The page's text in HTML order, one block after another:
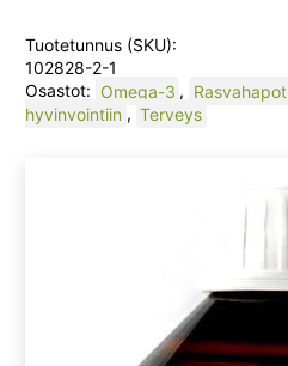
Tuotetunnus (SKU):
102828-2-1
Osastot: Omega-3 , Rasvahapot
hyvinvointiin , Terveys